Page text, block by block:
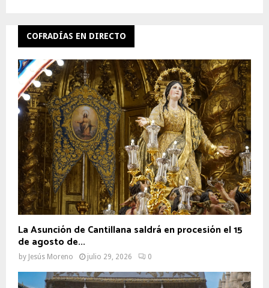
COFRADÍAS EN DIRECTO
La Asunción de Cantillana saldrá en procesión el 15
de agosto de...
by Jesús Moreno julio 29, 2026 0